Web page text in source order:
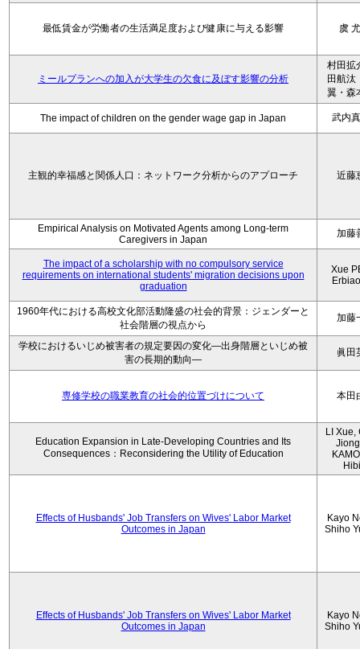
最低賃金が労働者の生活満足度および健康に与える影響 虞
ミールプランへの加入が大学生の欠食に及ぼす影響の分析
村田拡
田航汰
翼・森
The impact of children on the gender wage gap in Japan 武内
主観的幸福感と関係人口：ネットワーク分析からのアプローチ 近藤
Empirical Analysis on Motivated Agents among Long‑term
Caregivers in Japan
加藤
The impact of a scholarship with no compulsory service
requirements on international students' migration decisions upon
graduation
Xue
1960年代における高校文化部活動隆盛の社会的背景：ジェンダーと
社会階層の視点から
加藤
学校におけるいじめ被害者の規定要因の変化―出身階層といじめ被
害の長期的動向―
眞田
専修学校の職業教育の社会的位置づけについて 本田
Education Expansion in Late-Developing Countries and Its
Consequences：Reconsidering the Utility of Education
LI Xue,
Effects of Husbands' Job Transfers on Wives' Labor Market
Outcomes in Japan
Kayo
Shiho
Effects of Husbands' Job Transfers on Wives' Labor Market
Outcomes in Japan
Kayo
Shiho